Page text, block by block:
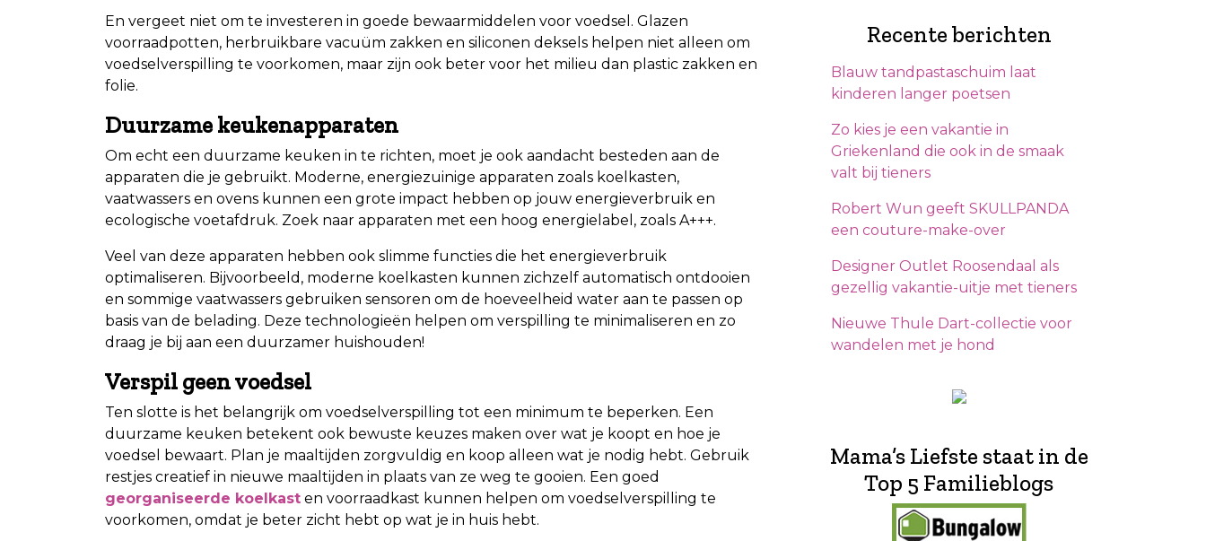
En vergeet niet om te investeren in goede bewaarmiddelen voor voedsel. Glazen
voorraadpotten, herbruikbare vacuüm zakken en siliconen deksels helpen niet alleen om
voedselverspilling te voorkomen, maar zijn ook beter voor het milieu dan plastic zakken en
folie.
Duurzame keukenapparaten
Om echt een duurzame keuken in te richten, moet je ook aandacht besteden aan de
apparaten die je gebruikt. Moderne, energiezuinige apparaten zoals koelkasten,
vaatwassers en ovens kunnen een grote impact hebben op jouw energieverbruik en
ecologische voetafdruk. Zoek naar apparaten met een hoog energielabel, zoals A+++.
Veel van deze apparaten hebben ook slimme functies die het energieverbruik
optimaliseren. Bijvoorbeeld, moderne koelkasten kunnen zichzelf automatisch ontdooien
en sommige vaatwassers gebruiken sensoren om de hoeveelheid water aan te passen op
basis van de belading. Deze technologieën helpen om verspilling te minimaliseren en zo
draag je bij aan een duurzamer huishouden!
Verspil geen voedsel
Ten slotte is het belangrijk om voedselverspilling tot een minimum te beperken. Een
duurzame keuken betekent ook bewuste keuzes maken over wat je koopt en hoe je
voedsel bewaart. Plan je maaltijden zorgvuldig en koop alleen wat je nodig hebt. Gebruik
restjes creatief in nieuwe maaltijden in plaats van ze weg te gooien. Een goed
georganiseerde koelkast en voorraadkast kunnen helpen om voedselverspilling te
voorkomen, omdat je beter zicht hebt op wat je in huis hebt.
Recente berichten
Blauw tandpastaschuim laat
kinderen langer poetsen
Zo kies je een vakantie in
Griekenland die ook in de smaak
valt bij tieners
Robert Wun geeft SKULLPANDA
een couture-make-over
Designer Outlet Roosendaal als
gezellig vakantie-uitje met tieners
Nieuwe Thule Dart-collectie voor
wandelen met je hond
Mama’s Liefste staat in de
Top 5 Familieblogs